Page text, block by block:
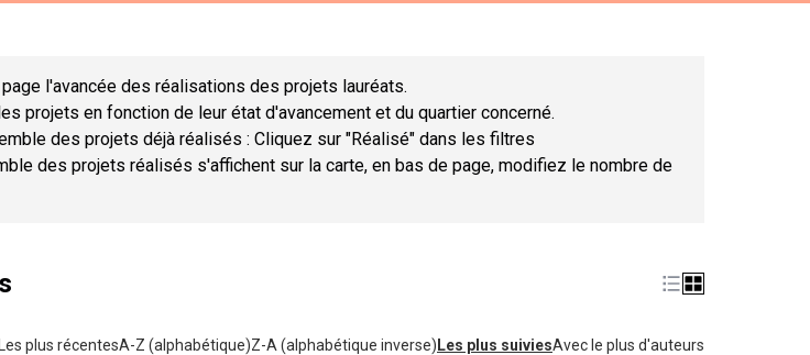
l'avancée des réalisations des projets lauréats.
projets en fonction de leur état d'avancement et du quartier concerné.
des projets déjà réalisés : Cliquez sur "Réalisé" dans les filtres
des projets réalisés s'affichent sur la carte, en bas de page, modifiez le nombre de
Les plus récentesA-Z (alphabétique)Z-A (alphabétique inverse) Les plus suiviesAvec le plus d'auteurs